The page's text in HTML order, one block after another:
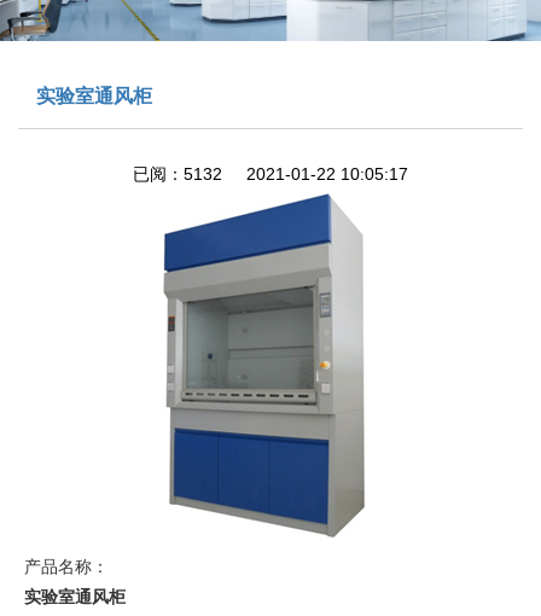
航
实验室通风柜
已阅：5132 2021-01-22 10:05:17
产品名称：
实验室通风柜